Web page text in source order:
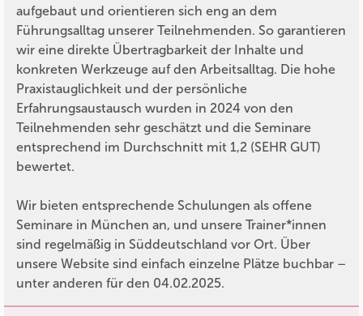
aufgebaut und orientieren sich eng an dem
Führungsalltag unserer Teilnehmenden. So garantieren
wir eine direkte Übertragbarkeit der Inhalte und
konkreten Werkzeuge auf den Arbeitsalltag. Die hohe
Praxistauglichkeit und der persönliche
Erfahrungsaustausch wurden in 2024 von den
Teilnehmenden sehr geschätzt und die Seminare
entsprechend im Durchschnitt mit 1,2 (SEHR GUT)
bewertet.
Wir bieten entsprechende Schulungen als offene
Seminare in München an, und unsere Trainer*innen
sind regelmäßig in Süddeutschland vor Ort. Über
unsere Website sind einfach einzelne Plätze buchbar –
unter anderen für den 04.02.2025.